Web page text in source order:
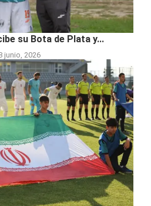
su Bota de Plata y...
junio, 2026